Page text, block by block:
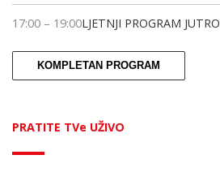
17:00 – 19:00LJETNJI PROGRAM JUTRO
KOMPLETAN PROGRAM
PRATITE TVe UŽIVO